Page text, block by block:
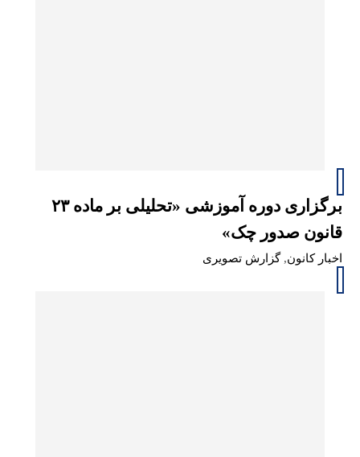
برگزاری دوره آموزشی «تحلیلی بر ماده ۲۳
قانون صدور چک»
اخبار کانون,گزارش تصویری